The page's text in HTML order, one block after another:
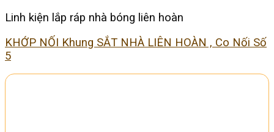
Linh kiện lắp ráp nhà bóng liên hoàn
KHỚP NỐI Khung SẮT NHÀ LIÊN HOÀN , Co Nối Số
5